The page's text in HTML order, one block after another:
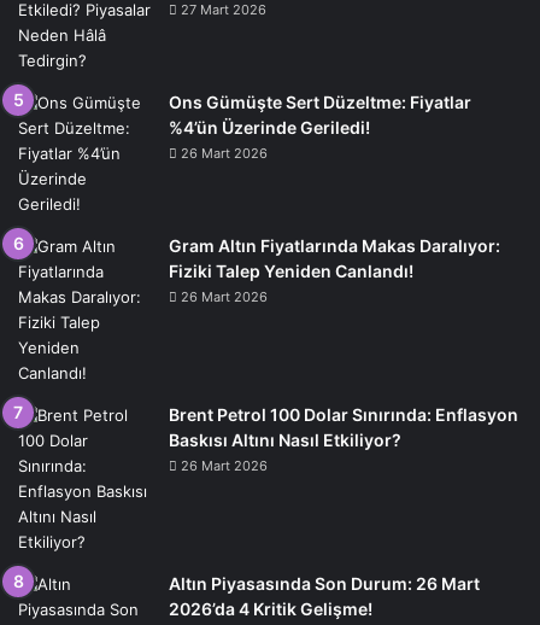
27 Mart 2026
Ons Gümüşte Sert Düzeltme: Fiyatlar
%4’ün Üzerinde Geriledi!
26 Mart 2026
Gram Altın Fiyatlarında Makas Daralıyor:
Fiziki Talep Yeniden Canlandı!
26 Mart 2026
Brent Petrol 100 Dolar Sınırında: Enflasyon
Baskısı Altını Nasıl Etkiliyor?
26 Mart 2026
Altın Piyasasında Son Durum: 26 Mart
2026’da 4 Kritik Gelişme!